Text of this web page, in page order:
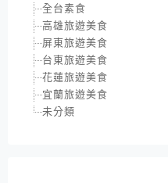
全台素食
高雄旅遊美食
屏東旅遊美食
台東旅遊美食
花蓮旅遊美食
宜蘭旅遊美食
未分類